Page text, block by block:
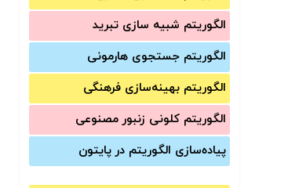
الگوریتم شبیه سازی تبرید
الگوریتم جستجوی هارمونی
الگوریتم بهینه‌سازی فرهنگی
الگوریتم کلونی زنبور مصنوعی
پیاده‌سازی الگوریتم در پایتون